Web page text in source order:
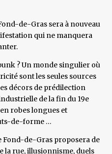
de-Gras sera à nouveau
qui ne manquera
? Un monde singulier où
sont les seules sources
décors de prédilection
de la fin du 19e
robes longues et
de-forme …
Fond-de-Gras proposera de
la rue, illusionnisme, duels